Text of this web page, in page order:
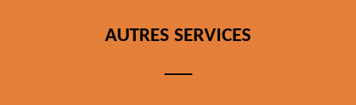
AUTRES SERVICES